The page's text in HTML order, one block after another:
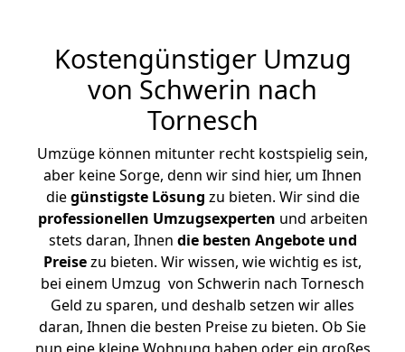
Kostengünstiger Umzug
von Schwerin nach
Tornesch
Umzüge können mitunter recht kostspielig sein,
aber keine Sorge, denn wir sind hier, um Ihnen
diegünstigste Lösung zu bieten. Wir sind die
professionellen Umzugsexperten und arbeiten
stets daran, Ihnen die besten Angebote und
Preisezu bieten. Wir wissen, wie wichtig es ist,
bei einem Umzug von Schwerin nach Tornesch
Geld zu sparen, und deshalb setzen wir alles
daran, Ihnen die besten Preise zu bieten. Ob Sie